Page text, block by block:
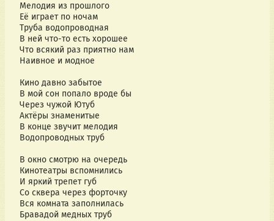
Мелодия из прошлого
Её играет по ночам
Труба водопроводная
В ней что-то есть хорошее
Что всякий раз приятно нам
Наивное и модное
Кино давно забытое
В мой сон попало вроде бы
Через чужой Ютуб
Актёры знаменитые
В конце звучит мелодия
Водопроводных труб
В окно смотрю на очередь
Кинотеатры вспомнились
И яркий трепет губ
Со сквера через форточку
Вся комната заполнилась
Бравадой медных труб